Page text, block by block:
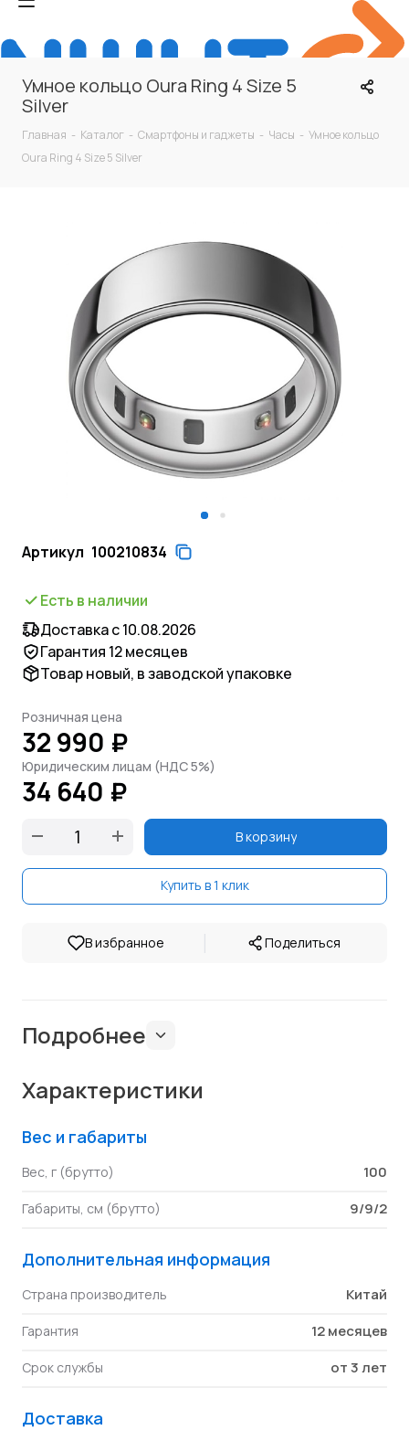
Умное кольцо Oura Ring 4 Size 5
Silver
Главная - Каталог - Смартфоны и гаджеты - Часы - Умное кольцо
Oura Ring 4 Size 5 Silver
Артикул 100210834
Есть в наличии
Доставка с 10.08.2026
Гарантия 12 месяцев
Товар новый, в заводской упаковке
Розничная цена
32 990 ₽
Юридическим лицам (НДС 5%)
34 640 ₽
В корзину
Купить в 1 клик
В избранное | Поделиться
Подробнее
Характеристики
Вес и габариты
Вес, г (брутто) 100
Габариты, см (брутто) 9/9/2
Дополнительная информация
Страна производитель Китай
Гарантия 12 месяцев
Срок службы от 3 лет
Доставка